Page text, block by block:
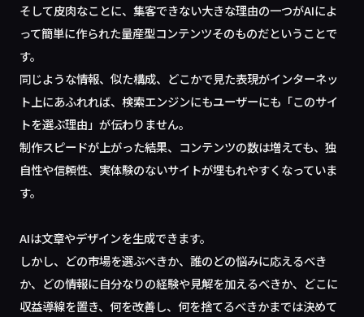
そして皮肉なことに、集客できない大きな理由の一つがAIによ
って簡単に作られた量産型コンテンツそのものだということで
す。
同じような情報、似た構成、どこかで見た表現がインターネッ
ト上にあふれれば、検索エンジンにもユーザーにも「このサイ
トを選ぶ理由」が伝わりません。
制作スピードが上がった結果、コンテンツの数は増えても、独
自性や信頼性、実体験のないサイトが埋もれやすくなっていま
す。
AIは文章やデザインを生成できます。
しかし、どの市場を選ぶべきか、誰のどの悩みに応えるべき
か、どの情報に自分なりの経験や見解を加えるべきか、どこに
収益導線を置き、何を改善し、何を捨てるべきかまでは決めて